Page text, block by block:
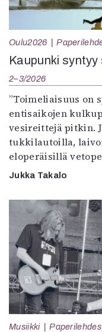
Oulu2026
Kaupunki
2–3/2026
”Toimeliaisuus on
entisaikojen
vesireittejä pitkin.
tukkilautoilla,
eloperäisillä
Jukka Takalo
Musiikki